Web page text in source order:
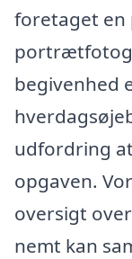
foretaget en
begivenhed
udfordring
opgaven.
oversigt
nemt kan